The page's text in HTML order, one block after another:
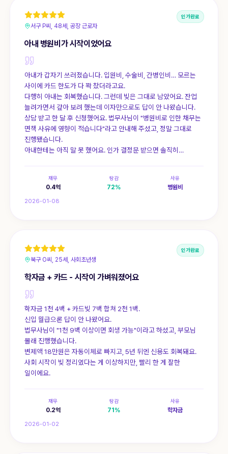
서구 P씨, 48세, 공장 근로자
인가완료
아내 병원비가 시작이었어요
아내가 갑자기 쓰러졌습니다. 입원비, 수술비, 간병인비… 모르는
사이에 카드 한도가 다 꽉 찼더라고요.
다행히 아내는 회복했습니다. 그런데 빚은 그대로 남았어요. 잔업
늘려가면서 갚아 보려 했는데 이자만으로도 답이 안 나왔습니다.
상담 받고 한 달 후 신청했어요. 법무사님이 "병원비로 인한 채무는
면책 사유에 영향이 적습니다"라고 안내해 주셨고, 정말 그대로
진행됐습니다.
아내한테는 아직 말 못 했어요. 인가 결정문 받으면 솔직히
채무
0.4억
탕감
72%
사유
병원비
2026-01-08
북구 O씨, 25세, 사회초년생
인가완료
학자금 + 카드 - 시작이 가벼워졌어요
학자금 1천 4백 + 카드빚 7백 합쳐 2천 1백.
신입 월급으론 답이 안 나왔어요.
법무사님이 "1천 9백 이상이면 회생 가능"이라고 하셨고, 부모님
몰래 진행했습니다.
변제액 18만원은 자동이체로 빠지고, 5년 뒤엔 신용도 회복돼요.
사회 시작이 빚 정리였다는 게 이상하지만, 빨리 한 게 잘한
일이에요.
채무
0.2억
탕감
71 %
사유
학자금
2026-01-02